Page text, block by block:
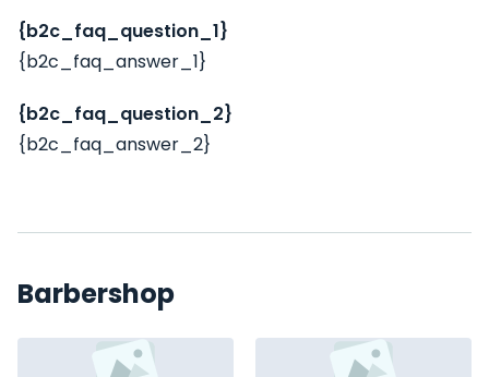
{b2c_faq_question_1}
{b2c_faq_answer_1}
{b2c_faq_question_2}
{b2c_faq_answer_2}
Barbershop